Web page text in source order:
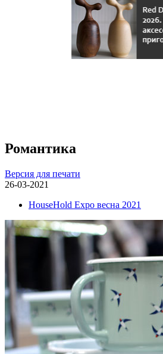
Романтика
Версия для печати
26-03-2021
HouseHold Expo весна 2021